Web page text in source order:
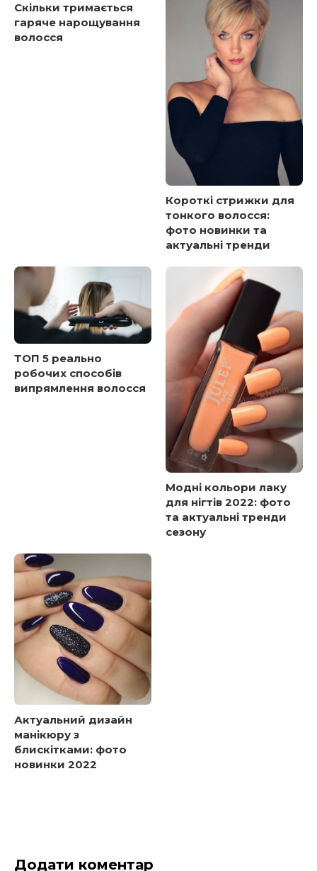
Скільки тримається
гаряче нарощування
волосся
Короткі стрижки для
тонкого волосся:
фото новинки та
актуальні тренди
ТОП 5 реально
робочих способів
випрямлення волосся
Модні кольори лаку
для нігтів 2022: фото
та актуальні тренди
сезону
Актуальний дизайн
манікюру з
блискітками: фото
новинки 2022
Додати коментар